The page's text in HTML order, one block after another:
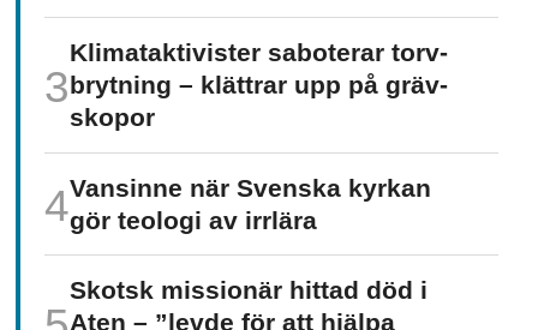
Klimat­aktivister saboterar torv­
brytning – klättrar upp på gräv­
skopor
Vansinne när Svenska kyrkan
gör teologi av irrlära
Skotsk missionär hittad död i
Aten – ”levde för att hjälpa